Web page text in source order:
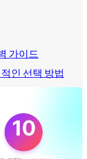
가이드
인 선택 방법